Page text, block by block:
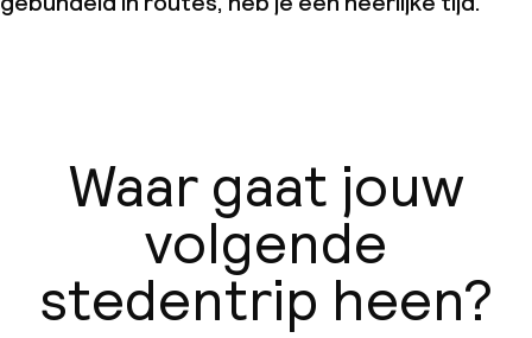
Waar gaat jouw
volgende
stedentrip heen?